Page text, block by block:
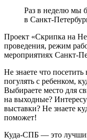
Раз в неделю мы
в Санкт-
Проект «Скрипка на
проведения, режим
мероприятиях Санкт-
Не знаете что
погулять с ребенком,
Выбираете место для
на выходные?
выставки? Не знаете
поможет!
Куда-СПБ — это